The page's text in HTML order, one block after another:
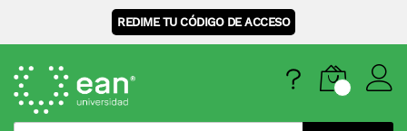
REDIME TU CÓDIGO DE ACCESO